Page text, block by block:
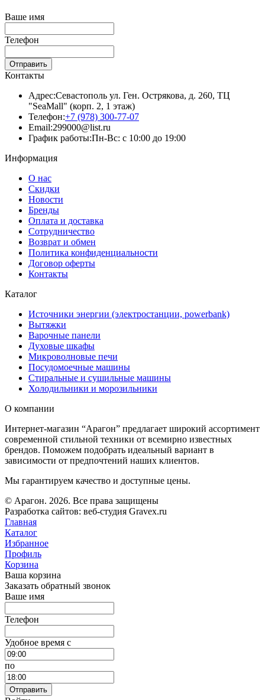
Ваше имя
Телефон
Отправить
Контакты
Адрес:Севастополь ул. Ген. Острякова, д. 260, ТЦ
"SeaMall" (корп. 2, 1 этаж)
Телефон:+7 (978) 300-77-07
Email:299000@list.ru
График работы:Пн-Вс: с 10:00 до 19:00
Информация
О нас
Скидки
Новости
Бренды
Оплата и доставка
Сотрудничество
Возврат и обмен
Политика конфиденциальности
Договор оферты
Контакты
Каталог
Источники энергии (электростанции, powerbank)
Вытяжки
Варочные панели
Духовые шкафы
Микроволновые печи
Посудомоечные машины
Стиральные и сушильные машины
Холодильники и морозильники
О компании
Интернет-магазин “Арагон” предлагает широкий ассортимент
современной стильной техники от всемирно известных
брендов. Поможем подобрать идеальный вариант в
зависимости от предпочтений наших клиентов.
Мы гарантируем качество и доступные цены.
© Арагон. 2026. Все права защищены
Разработка сайтов: веб-студия Gravex.ru
Главная
Каталог
Избранное
Профиль
Корзина
Ваша корзина
Заказать обратный звонок
Ваше имя
Телефон
Удобное время c
по
Отправить